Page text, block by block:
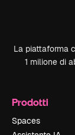
La piattaforma
1 milione di
Prodotti
Spaces